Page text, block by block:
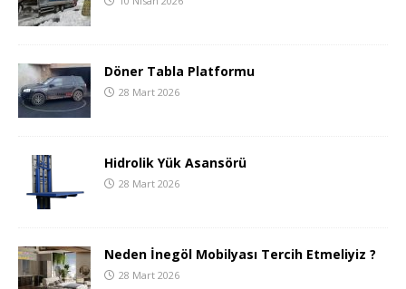
Döner Tabla Platformu
28 Mart 2026
Hidrolik Yük Asansörü
28 Mart 2026
Neden İnegöl Mobilyası Tercih Etmeliyiz ?
28 Mart 2026